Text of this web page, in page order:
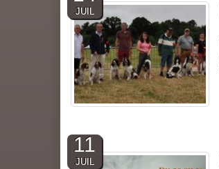
JUIL
11
JUIL